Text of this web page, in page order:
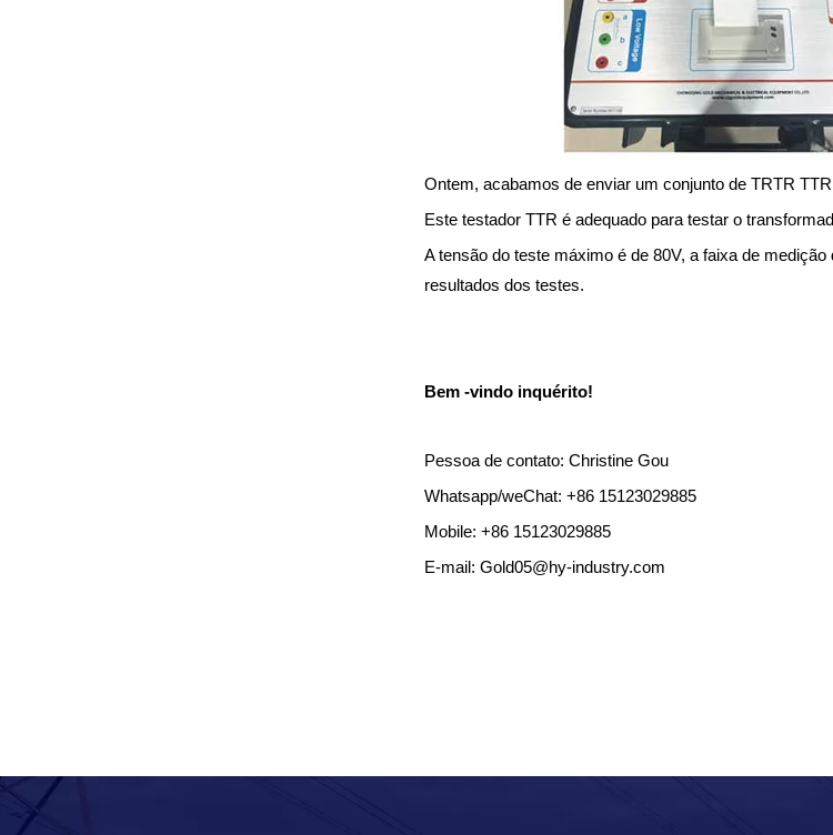
Ontem, acabamos de enviar um conjunto de TRTR
Este testador TTR é adequado para testar o
A tensão do teste máximo é de 80V, a faixa de
resultados dos testes.
Bem -vindo inquérito!
Pessoa de contato: Christine Gou
Whatsapp/weChat: +86 15123029885
Mobile: +86 15123029885
E-mail: Gold05@hy-industry.com